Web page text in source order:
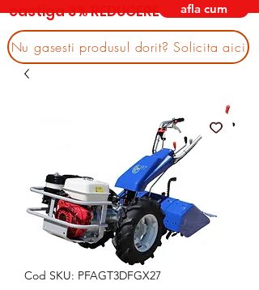
castiga 3% REDUCERE afla cum
Nu gasesti produsul dorit? Solicita aici
Cod SKU: PFAGT3DFGX27